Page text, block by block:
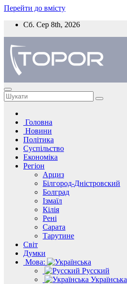
Перейти до вмісту
Сб. Сер 8th, 2026
Головна
Новини
Політика
Суспільство
Економіка
Регіон
Арциз
Білгород-Дністровский
Болград
Ізмаїл
Кілія
Рені
Сарата
Тарутине
Світ
Думки
Мова:
Русский
Українська